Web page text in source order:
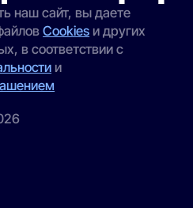
наш сайт, вы даете
Cookies и других
в соответствии с
и